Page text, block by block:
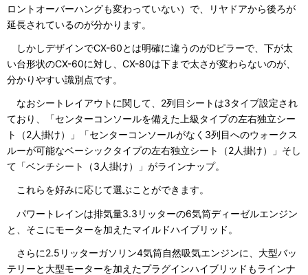
ロントオーバーハングも変わっていない）で、リヤドアから後ろが
延長されているのが分かります。
しかしデザインでCX-60とは明確に違うのがDピラーで、下が太
い台形状のCX-60に対し、CX-80は下まで太さが変わらないのが、
分かりやすい識別点です。
なおシートレイアウトに関して、2列目シートは3タイプ設定され
ており、「センターコンソールを備えた上級タイプの左右独立シー
ト（2人掛け）」「センターコンソールがなく3列目へのウォークス
ルーが可能なベーシックタイプの左右独立シート（2人掛け）」そし
て「ベンチシート（3人掛け）」がラインナップ。
これらを好みに応じて選ぶことができます。
パワートレインは排気量3.3リッターの6気筒ディーゼルエンジン
と、そこにモーターを加えたマイルドハイブリッド。
さらに2.5リッターガソリン4気筒自然吸気エンジンに、大型バッ
テリーと大型モーターを加えたプラグインハイブリッドもラインナ